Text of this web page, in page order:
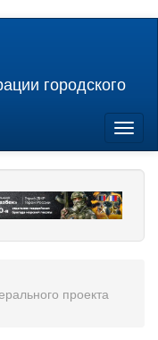
городского
проекта